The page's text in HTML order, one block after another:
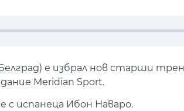
е избрал нов старши
Meridian Sport.
с испанеца Ибон Наваро.